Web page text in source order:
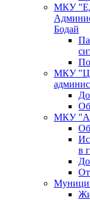
МКУ
Бодай
МКУ
МКУ
в